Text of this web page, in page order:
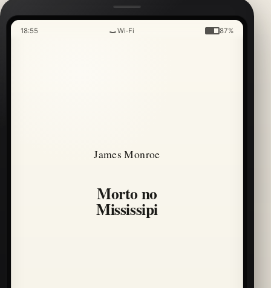
18:55 Wi‑Fi 87%
James Monroe
Morto no
Mississipi